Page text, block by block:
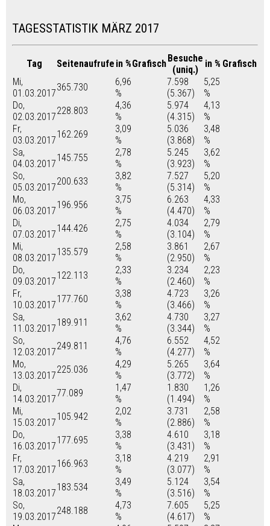
TAGESSTATISTIK MÄRZ 2017
Tag Seitenaufrufe in %GrafischBesuche
(uniq.)
in % Grafisch
Mi,
01.03.2017
365.730
6,96
%
7.598
(5.367)
5,25
%
Do,
02.03.2017
228.803
4,36
%
5.974
(4.315)
4,13
%
Fr,
03.03.2017
162.269
3,09
%
5.036
(3.868)
3,48
%
Sa,
04.03.2017
145.755
2,78
%
5.245
(3.923)
3,62
%
So,
05.03.2017
200.633
3,82
%
7.527
(5.314)
5,20
%
Mo,
06.03.2017
196.956
3,75
%
6.263
(4.470)
4,33
%
Di,
07.03.2017
144.426
2,75
%
4.034
(3.104)
2,79
%
Mi,
08.03.2017
135.579
2,58
%
3.861
(2.950)
2,67
%
Do,
09.03.2017
122.113
2,33
%
3.234
(2.460)
2,23
%
Fr,
10.03.2017
177.760
3,38
%
4.723
(3.466)
3,26
%
Sa,
11.03.2017
189.911
3,62
%
4.730
(3.344)
3,27
%
So,
12.03.2017
249.811
4,76
%
6.552
(4.277)
4,52
%
Mo,
13.03.2017
225.036
4,29
%
5.265
(3.772)
3,64
%
Di,
14.03.2017
77.089
1,47
%
1.830
(1.494)
1,26
%
Mi,
15.03.2017
105.942
2,02
%
3.731
(2.886)
2,58
%
Do,
16.03.2017
177.695
3,38
%
4.610
(3.431)
3,18
%
Fr,
17.03.2017
166.963
3,18
%
4.219
(3.077)
2,91
%
Sa,
18.03.2017
183.534
3,49
%
5.124
(3.516)
3,54
%
So,
19.03.2017
248.188
4,73
%
7.605
(4.617)
5,25
%